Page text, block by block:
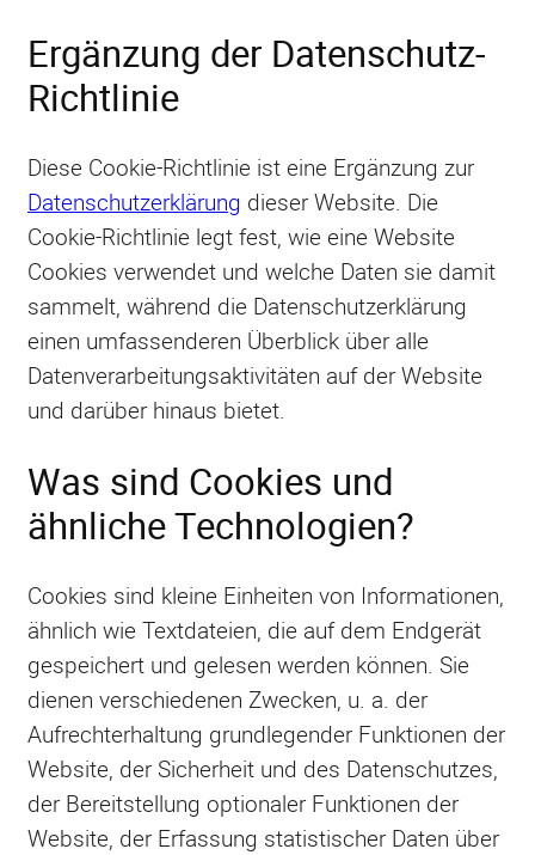
Ergänzung der Datenschutz-
Richtlinie
Diese Cookie-Richtlinie ist eine Ergänzung zur
Datenschutzerklärung dieser Website. Die
Cookie-Richtlinie legt fest, wie eine Website
Cookies verwendet und welche Daten sie damit
sammelt, während die Datenschutzerklärung
einen umfassenderen Überblick über alle
Datenverarbeitungsaktivitäten auf der Website
und darüber hinaus bietet.
Was sind Cookies und
ähnliche Technologien?
Cookies sind kleine Einheiten von Informationen,
ähnlich wie Textdateien, die auf dem Endgerät
gespeichert und gelesen werden können. Sie
dienen verschiedenen Zwecken, u. a. der
Aufrechterhaltung grundlegender Funktionen der
Website, der Sicherheit und des Datenschutzes,
der Bereitstellung optionaler Funktionen der
Website, der Erfassung statistischer Daten über